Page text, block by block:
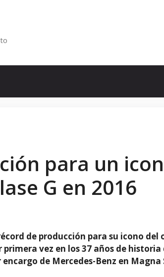
para un
G en 2016
de producción para su icono del
primera vez en los 37 años de
de Mercedes-Benz en Magna